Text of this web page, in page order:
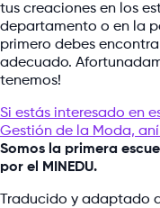
tus creaciones en los
departamento o en la
primero debes
adecuado.
tenemos!
Si estás interesado en
Gestión de la Moda,
Somos la primera
por el MINEDU.
Traducido y adaptado